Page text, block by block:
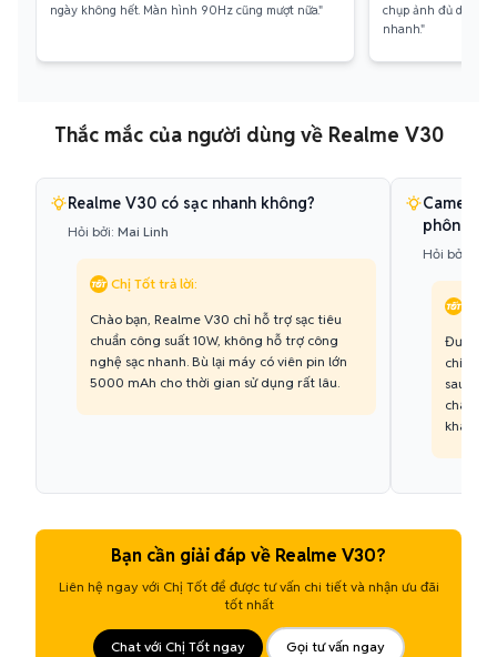
ngày không hết. Màn hình 90Hz cũng mượt nữa."
chụp ảnh đủ dùng.
nhanh."
Thắc mắc của người dùng về Realme V30
Realme V30 có sạc nhanh không?
Hỏi bởi: Mai Linh
Chị Tốt trả lời:
Chào bạn, Realme V30 chỉ hỗ trợ sạc tiêu
chuẩn công suất 10W, không hỗ trợ công
nghệ sạc nhanh. Bù lại máy có viên pin lớn
5000 mAh cho thời gian sử dụng rất lâu.
Camera
phông
Hỏi bởi:
Được
chính
sau. Sự
chân
khá tốt
Bạn cần giải đáp về Realme V30?
Liên hệ ngay với Chị Tốt để được tư vấn chi tiết và nhận ưu đãi
tốt nhất
Chat với Chị Tốt ngay Gọi tư vấn ngay